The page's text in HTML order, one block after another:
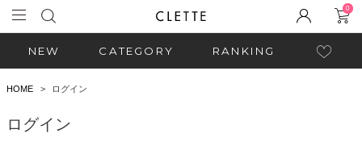
0
NEW CATEGORY RANKING
HOME ログイン
ログイン